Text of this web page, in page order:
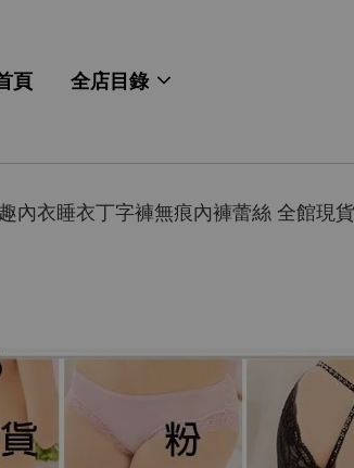
頁 全店目錄
趣內衣睡衣丁字褲無痕內褲蕾絲 全館現